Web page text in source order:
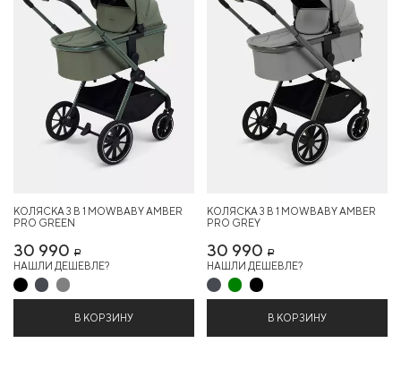
КОЛЯСКА 3 В 1 MOWBABY AMBER
PRO GREEN
30 990 Р
НАШЛИ ДЕШЕВЛЕ?
В КОРЗИНУ
КОЛЯСКА 3 В 1 MOWBABY AMBER
PRO GREY
30 990 Р
НАШЛИ ДЕШЕВЛЕ?
В КОРЗИНУ